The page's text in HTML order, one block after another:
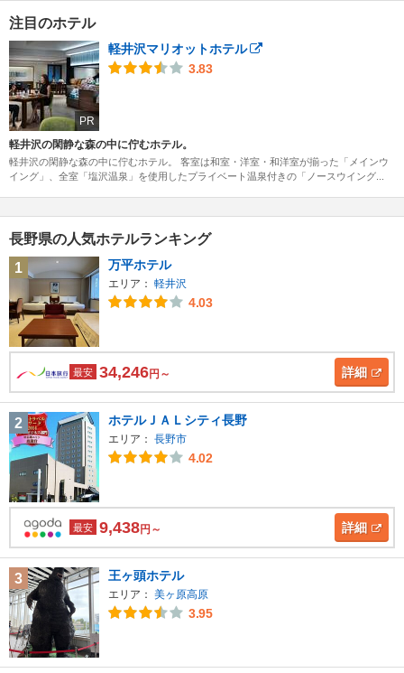
注目のホテル
PR
軽井沢マリオットホテル
3.83
軽井沢の閑静な森の中に佇むホテル。
軽井沢の閑静な森の中に佇むホテル。 客室は和室・洋室・和洋室が揃った「メインウ
イング」、全室「塩沢温泉」を使用したプライベート温泉付きの「ノースウイング...
長野県の人気ホテルランキング
1
万平ホテル
エリア： 軽井沢
4.03
最安 34,246円～ 詳細
2 ホテルＪＡＬシティ長野
エリア： 長野市
4.02
最安 9,438円～ 詳細
3 王ヶ頭ホテル
エリア： 美ヶ原高原
3.95